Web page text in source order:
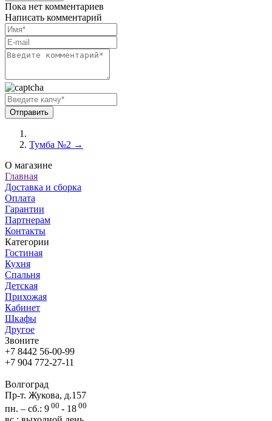
Пока нет комментариев
Написать комментарий
Тумба №2 →
О магазине
Главная
Доставка и сборка
Оплата
Гарантии
Партнерам
Контакты
Категории
Гостиная
Кухня
Спальня
Детская
Прихожая
Кабинет
Шкафы
Другое
Звоните
+7 8442 56-00-99
+7 904 772-27-11
Волгоград
Пр-т. Жукова, д.157
пн. – сб.: 9 00 - 18 00